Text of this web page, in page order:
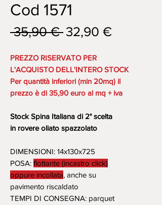
Cod 1571
35,90 € Prezzo
32,90 €Prezzo
PREZZO RISERVATO PER
L'ACQUISTO DELL'INTERO STOCK
Per quantità inferiori (min 20mq) il
prezzo è di 35,90 euro al mq + iva
Stock Spina Italiana di 2° scelta
in rovere oliato spazzolato
DIMENSIONI: 14x130x725
POSA: flottante (incastro click)
oppure incollata, anche su
pavimento riscaldato
TEMPI DI CONSEGNA: parquet